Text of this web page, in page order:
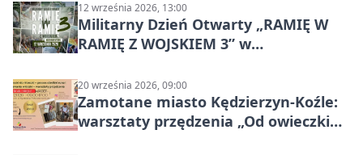
12 września 2026, 13:00
Militarny Dzień Otwarty „RAMIĘ W
RAMIĘ Z WOJSKIEM 3” w
20 września 2026, 09:00
Zamotane miasto Kędzierzyn-Koźle:
warsztaty przędzenia „Od owieczki